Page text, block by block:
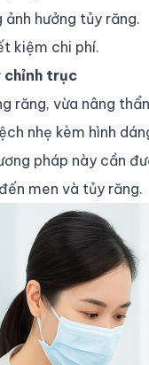
hưởng tủy răng.
kiệm chi phí.
chỉnh trục
răng, vừa nâng
nhẹ kèm hình
pháp này cần
men và tủy răng.